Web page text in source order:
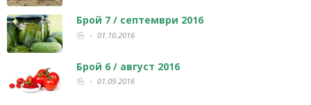
Брой 7 / септември 2016
01.10.2016
Брой 6 / август 2016
01.09.2016